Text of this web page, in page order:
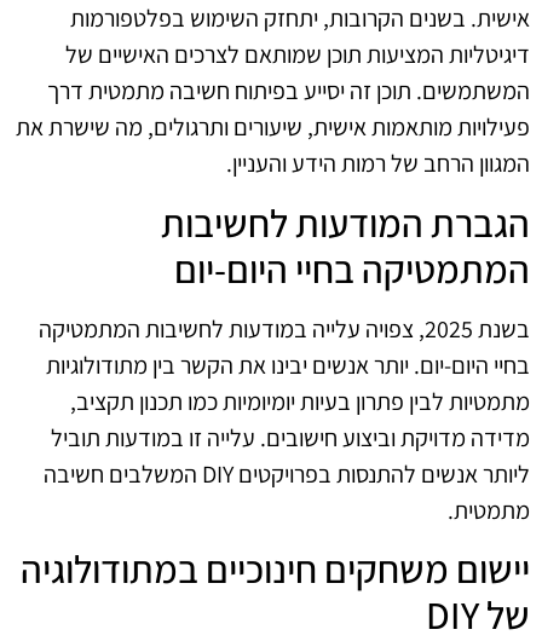
אישית. בשנים הקרובות, יתחזק השימוש בפלטפורמות
דיגיטליות המציעות תוכן שמותאם לצרכים האישיים של
המשתמשים. תוכן זה יסייע בפיתוח חשיבה מתמטית דרך
פעילויות מותאמות אישית, שיעורים ותרגולים, מה שישרת את
המגוון הרחב של רמות הידע והעניין.
הגברת המודעות לחשיבות
המתמטיקה בחיי היום-יום
בשנת 2025, צפויה עלייה במודעות לחשיבות המתמטיקה
בחיי היום-יום. יותר אנשים יבינו את הקשר בין מתודולוגיות
מתמטיות לבין פתרון בעיות יומיומיות כמו תכנון תקציב,
מדידה מדויקת וביצוע חישובים. עלייה זו במודעות תוביל
ליותר אנשים להתנסות בפרויקטים DIY המשלבים חשיבה
מתמטית.
יישום משחקים חינוכיים במתודולוגיה
של DIY